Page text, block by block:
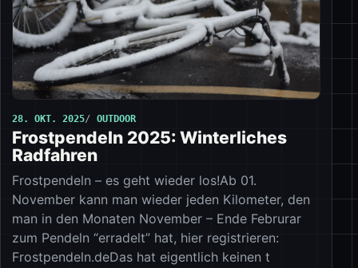
28. OKT. 2025 OUTDOOR
Frostpendeln 2025: Winterliches
Radfahren
Frostpendeln – es geht wieder los!Ab 01.
November kann man wieder jeden Kilometer, den
man in den Monaten November – Ende Februrar
zum Pendeln “erradelt” hat, hier registrieren:
Frostpendeln.deDas hat eigentlich keinen t